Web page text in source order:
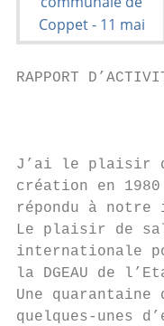
RAPPORT
J’ai le plaisir
création en
répondu à
Le plaisir de
internationale
la DGEAU de
Une
quelques-unes